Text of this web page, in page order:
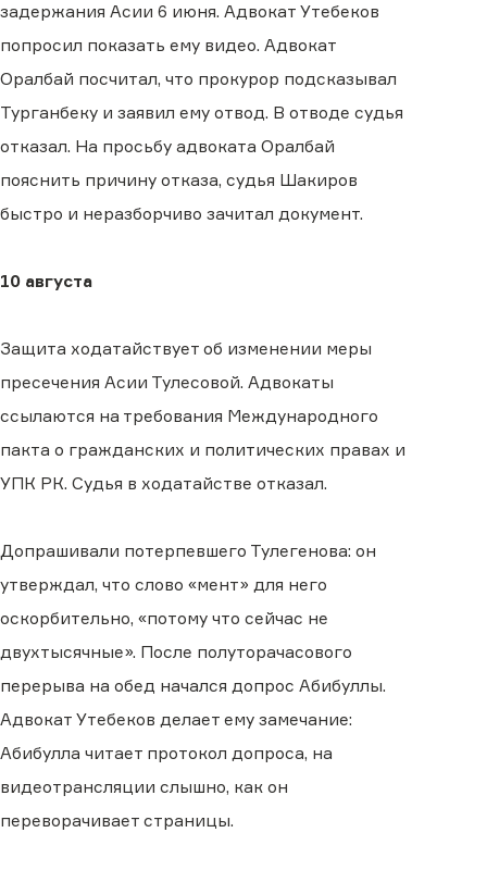
задержания Асии 6 июня. Адвокат Утебеков
попросил показать ему видео. Адвокат
Оралбай посчитал, что прокурор подсказывал
Турганбеку и заявил ему отвод. В отводе судья
отказал. На просьбу адвоката Оралбай
пояснить причину отказа, судья Шакиров
быстро и неразборчиво зачитал документ.
10 августа
Защита ходатайствует об изменении меры
пресечения Асии Тулесовой. Адвокаты
ссылаются на требования Международного
пакта о гражданских и политических правах и
УПК РК. Судья в ходатайстве отказал.
Допрашивали потерпевшего Тулегенова: он
утверждал, что слово «мент» для него
оскорбительно, «потому что сейчас не
двухтысячные». После полуторачасового
перерыва на обед начался допрос Абибуллы.
Адвокат Утебеков делает ему замечание:
Абибулла читает протокол допроса, на
видеотрансляции слышно, как он
переворачивает страницы.